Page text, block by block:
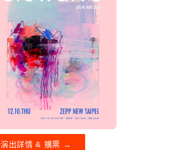
演出詳情 & 購票 →